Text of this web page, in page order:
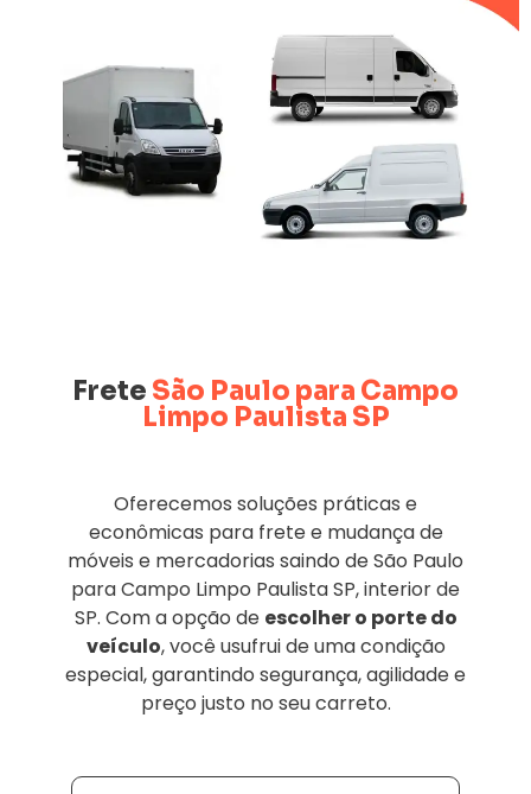
Frete São Paulo para Campo
Limpo Paulista SP
Oferecemos soluções práticas e
econômicas para frete e mudança de
móveis e mercadorias saindo de São Paulo
para Campo Limpo Paulista SP, interior de
SP. Com a opção de escolher o porte do
veículo, você usufrui de uma condição
especial, garantindo segurança, agilidade e
preço justo no seu carreto.